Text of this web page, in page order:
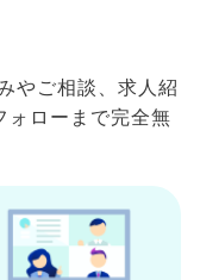
やご相談、求人紹
ォローまで完全無